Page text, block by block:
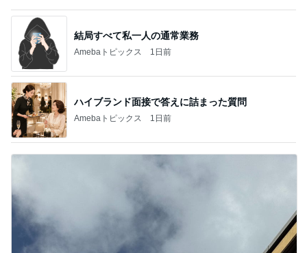
ハイブランド面接で答えに詰まった質問
Amebaトピックス 1日前
堀ちえみ 移動が多くて忙しい一日